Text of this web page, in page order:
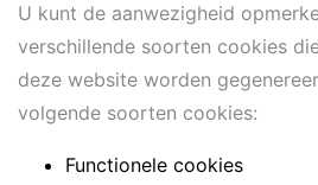
U kunt de aanwezigheid
verschillende soorten cookies
deze website worden
volgende soorten cookies:
Functionele cookies